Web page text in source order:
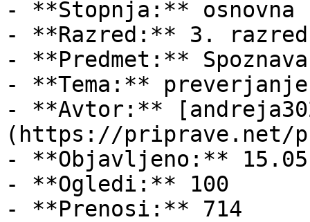
- **Stopnja:** osnovna
- **Razred:** 3. razred
- **Predmet:**
- **Tema:**
- **Avtor:**
(https://priprave.net/
- **Objavljeno:**
- **Ogledi:** 100
- **Prenosi:** 714